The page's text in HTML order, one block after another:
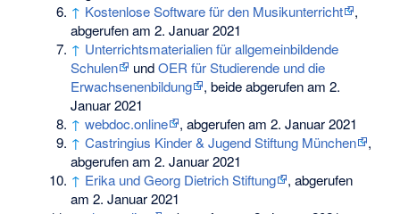
↑ Kostenlose Software für den Musikunterricht
,
abgerufen am 2. Januar 2021
↑ Unterrichtsmaterialien für allgemeinbildende
Schulen
undOER für Studierende und die
Erwachsenenbildung
, beide abgerufen am 2.
Januar 2021
↑ webdoc.online
, abgerufen am 2. Januar 2021
↑ Castringius Kinder & Jugend Stiftung München
,
abgerufen am 2. Januar 2021
↑ Erika und Georg Dietrich Stiftung
, abgerufen
am 2. Januar 2021